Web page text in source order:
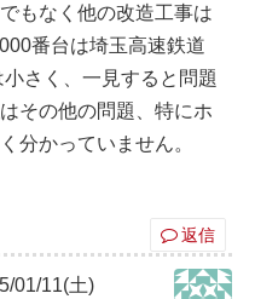
もなく他の改造工事は
番台は埼玉高速鉄道
さく、一見すると問題
その他の問題、特にホ
分かっていません。
返信
01/11(土)